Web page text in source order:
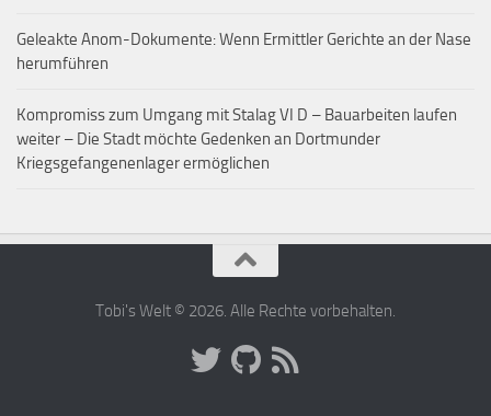
Geleakte Anom-Dokumente: Wenn Ermittler Gerichte an der Nase
herumführen
Kompromiss zum Umgang mit Stalag VI D – Bauarbeiten laufen
weiter – Die Stadt möchte Gedenken an Dortmunder
Kriegsgefangenenlager ermöglichen
Tobi's Welt © 2026. Alle Rechte vorbehalten.